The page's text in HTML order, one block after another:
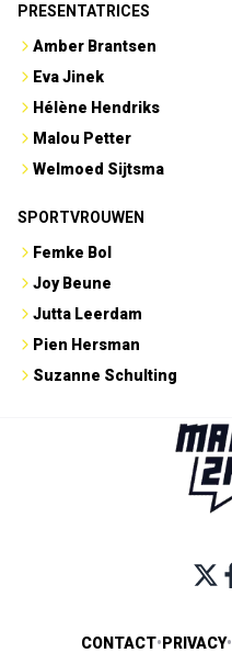
PRESENTATRICES
Amber Brantsen
Eva Jinek
Hélène Hendriks
Malou Petter
Welmoed Sijtsma
SPORTVROUWEN
Femke Bol
Joy Beune
Jutta Leerdam
Pien Hersman
Suzanne Schulting
CONTACT•PRIVACY•